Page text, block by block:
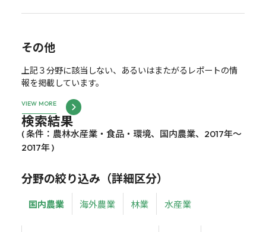
その他
上記３分野に該当しない、あるいはまたがるレポートの情
報を掲載しています。
VIEW MORE
検索結果
( 条件：農林水産業・食品・環境、国内農業、2017年～
2017年 )
分野の絞り込み（詳細区分）
国内農業 海外農業 林業 水産業